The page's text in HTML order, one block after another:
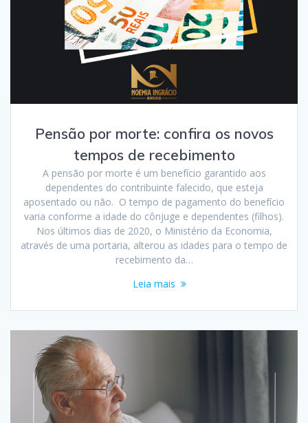
Pensão por morte: confira os novos
tempos de recebimento
A pensão por morte é um benefício garantido aos
dependentes do contribuinte falecido, que esteja
aposentado ou não. O tempo de pagamento do benefício
varia conforme a idade do cônjuge e dependentes (filhos).
Nos últimos dias de 2020, o Ministério da Economia,
através de uma portaria, alterou as idades para o tempo de
recebimento da…
Leia mais